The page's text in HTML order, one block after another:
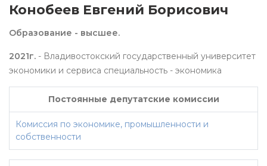
Конобеев Евгений Борисович
Образование - высшее.
2021г. - Владивостокский государственный университет
экономики и сервиса специальность - экономика
Постоянные депутатские комиссии
Комиссия по экономике, промышленности и
собственности